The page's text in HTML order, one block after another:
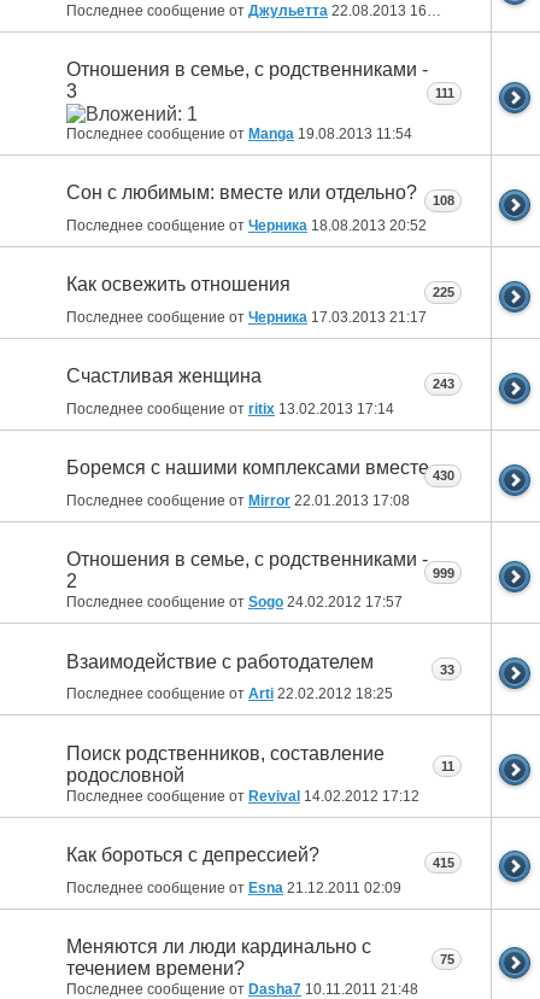
Последнее сообщение от Джульетта 22.08.2013 16:33
Отношения в семье, с родственниками -
3
Последнее сообщение от Manga 19.08.2013 11:54
111
Сон с любимым: вместе или отдельно?
Последнее сообщение от Черника 18.08.2013 20:52
108
Как освежить отношения
Последнее сообщение от Черника 17.03.2013 21:17
225
Счастливая женщина
Последнее сообщение от ritix 13.02.2013 17:14
243
Боремся с нашими комплексами вместе
Последнее сообщение от Mirror 22.01.2013 17:08
430
Отношения в семье, с родственниками -
2
Последнее сообщение от Sogo 24.02.2012 17:57
999
Взаимодействие с работодателем
Последнее сообщение от Arti 22.02.2012 18:25
33
Поиск родственников, составление
родословной
Последнее сообщение от Revival 14.02.2012 17:12
11
Как бороться с депрессией?
Последнее сообщение от Esna 21.12.2011 02:09
415
Меняются ли люди кардинально с
течением времени?
Последнее сообщение от Dasha7 10.11.2011 21:48
75